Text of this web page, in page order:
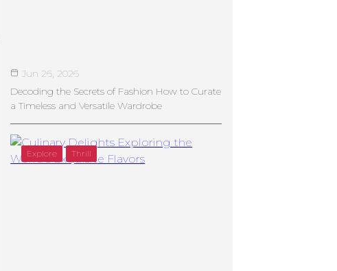
Jun 26, 2026
Decoding the Secrets of Fashion How to Curate
a Timeless and Versatile Wardrobe
Explore Thrill